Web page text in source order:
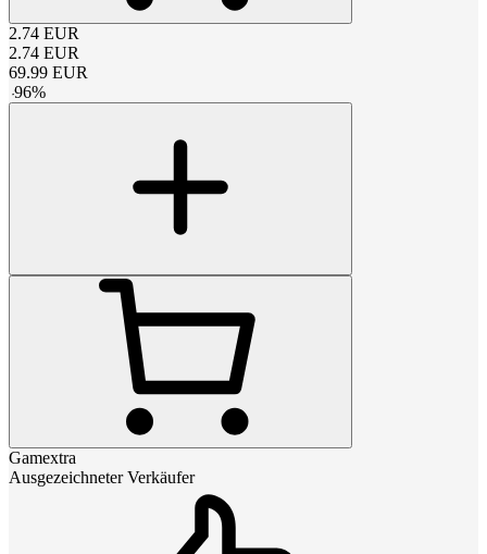
2.74 EUR
2.74 EUR
69.99 EUR
-96%
Gamextra
Ausgezeichneter Verkäufer